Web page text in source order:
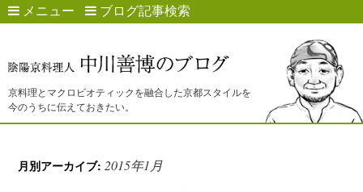
メニュー ブログ記事検索
京料理とマクロビオティックを融合した京都スタイルを
今のうちに伝えておきたい。
月別アーカイブ:2015年1月